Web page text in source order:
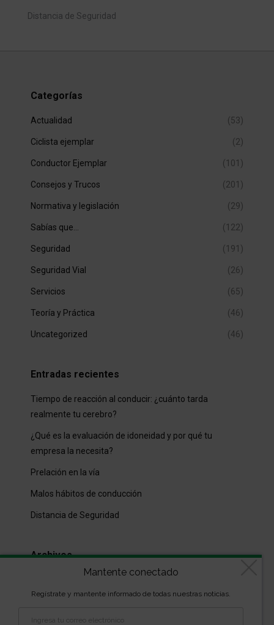
Distancia de Seguridad
Categorías
Actualidad (53)
Ciclista ejemplar (2)
Conductor Ejemplar (101)
Consejos y Trucos (201)
Normativa y legislación (29)
Sabías que… (122)
Seguridad (191)
Seguridad Vial (26)
Servicios (65)
Teoría y Práctica (46)
Uncategorized (46)
Entradas recientes
Tiempo de reacción al conducir: ¿cuánto tarda
realmente tu cerebro?
¿Qué es la evaluación de idoneidad y por qué tu
empresa la necesita?
Prelación en la vía
Malos hábitos de conducción
Distancia de Seguridad
Archivos
Mantente conectado
Regístrate y mantente informado de todas nuestras noticias.